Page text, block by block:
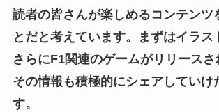
読者の皆さんが楽しめるコンテンツ
とだと考えています。まずはイラス
さらにF1関連のゲームがリリースさ
その情報も積極的にシェアしていけ
す。